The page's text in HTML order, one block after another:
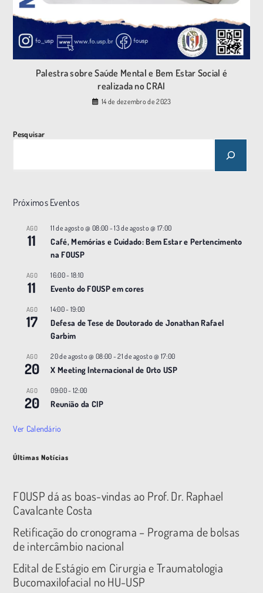
Palestra sobre Saúde Mental e Bem Estar Social é
realizada no CRAI
14 de dezembro de 2023
Pesquisar
Próximos Eventos
AGO
11
11 de agosto @ 08:00 -13 de agosto @ 17:00
Café, Memórias e Cuidado: Bem Estar e Pertencimento
na FOUSP
AGO
11
16:00- 18:10
Evento do FOUSP em cores
AGO
17
14:00- 19:00
Defesa de Tese de Doutorado de Jonathan Rafael
Garbim
AGO
20
20 de agosto @ 08:00 -21 de agosto @ 17:00
X Meeting |nternacional de Orto USP
AGO
20
09:00- 12:00
Reunião da CIP
Ver Calendário
Últimas Notícias
FOUSP dá as boas-vindas ao Prof. Dr. Raphael
Cavalcante Costa
Retificação do cronograma – Programa de bolsas
de intercâmbio nacional
Edital de Estágio em Cirurgia e Traumatologia
Bucomaxilofacial no HU-USP